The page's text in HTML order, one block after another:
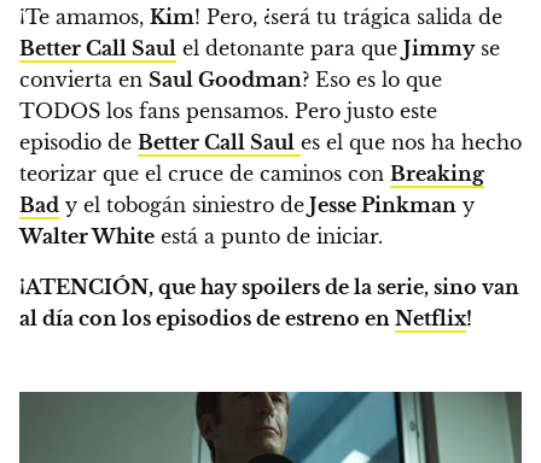
¡Te amamos, Kim! Pero, ¿será tu trágica salida de
Better Call Saul el detonante para que Jimmyse
convierta en Saul Goodman? Eso es lo que
TODOS los fans pensamos. Pero justo este
episodio de Better Call Saul es el que nos ha hecho
teorizar que el cruce de caminos con Breaking
Bad y el tobogán siniestro de Jesse Pinkman y
Walter White está a punto de iniciar.
¡ATENCIÓN, que hay spoilers de la serie, sino van
al día con los episodios de estreno en Netflix!